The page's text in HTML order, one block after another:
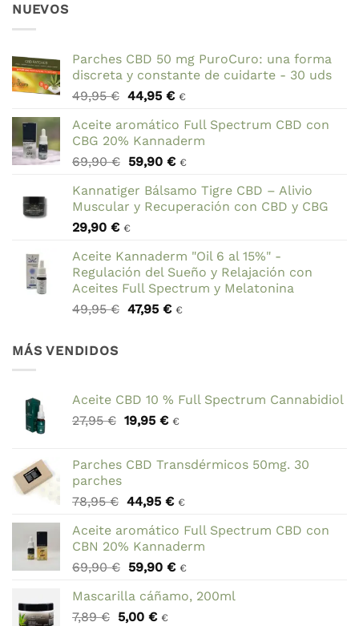
NUEVOS
Parches CBD 50 mg PuroCuro: una forma
discreta y constante de cuidarte - 30 uds
49,95€ El
original
era:
49,95 €.
44,95 €El
actual
es:
44,95 €.
€
Aceite aromático Full Spectrum CBD con
CBG 20% Kannaderm
69,90€ El
original
era:
69,90 €.
59,90 €El
actual
es:
€
Kannatiger Bálsamo Tigre CBD – Alivio
Muscular y Recuperación con CBD y CBG
29,90 € €
Aceite Kannaderm "Oil 6 al 15%" -
Regulación del Sueño y Relajación con
Aceites Full Spectrum y Melatonina
49,95€ El
47,95 €El
€
MÁS VENDIDOS
Aceite CBD 10 % Full Spectrum Cannabidiol
27,95€ El
era:
19,95 €El
es:
€
Parches CBD Transdérmicos 50mg. 30
parches
78,95€ El
original
era:
78,95 €.
44,95 €El
actual
es:
44,95 €.
€
Aceite aromático Full Spectrum CBD con
CBN 20% Kannaderm
69,90€ El
original
era:
59,90 €El
actual
€
Mascarilla cáñamo, 200ml
7,89€ El
5,00 €El
€